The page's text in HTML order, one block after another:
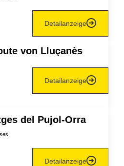
Detailanzeige
von Lluçanès
Detailanzeige
del Pujol-Orra
Detailanzeige